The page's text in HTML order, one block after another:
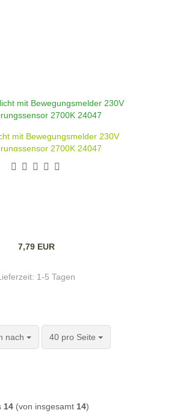
mit Bewegungsmelder 230V
2700K 24047
7,79 EUR
1-5 Tagen
nach
nach 40 pro Seite
pro Seite
14 (von insgesamt 14)